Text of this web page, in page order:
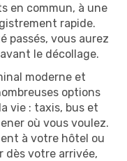
en commun, à une
rapide.
passés, vous aurez
le décollage.
moderne et
options
vie : taxis, bus et
où vous voulez.
à votre hôtel ou
dès votre arrivée,